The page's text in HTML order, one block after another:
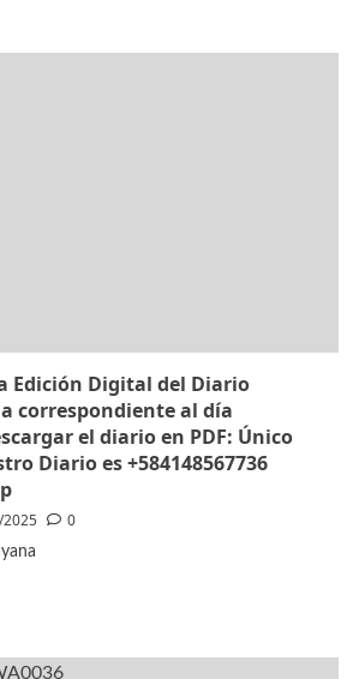
Edición Digital del Diario
correspondiente al día
el diario en PDF: Único
Diario es +584148567736
0